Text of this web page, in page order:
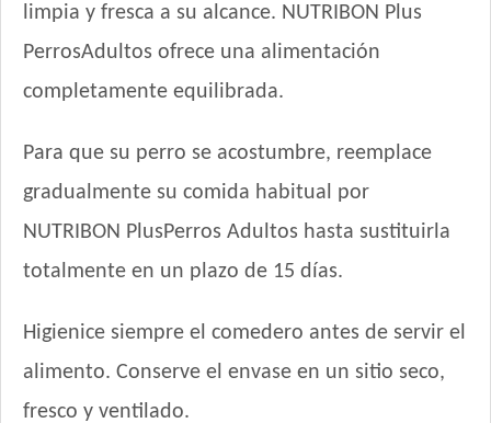
Royal Canin Perro Care Dermacomfort Maxi
Royal Canin Perro Care Dermacomfort Medium
Royal Canin Perro Care Weight Maxi
Royal Canin Perro Maxi Adulto +5
Royal Canin Perro Medium Adulto
Royal Canin Perro Raza Boxer Adult
Royal Canin Perro Raza Golden Retriever Adulto
Royal Canin Perro Veterinary Anallergenic Canine
limpia y fresca a su alcance. NUTRIBON Plus
PerrosAdultos ofrece una alimentación
completamente equilibrada.
Para que su perro se acostumbre, reemplace
gradualmente su comida habitual por
NUTRIBON PlusPerros Adultos hasta sustituirla
totalmente en un plazo de 15 días.
Higienice siempre el comedero antes de servir el
alimento. Conserve el envase en un sitio seco,
fresco y ventilado.